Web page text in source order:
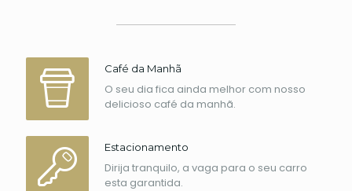
Café da Manhã
O seu dia fica ainda melhor com nosso
delicioso café da manhã.
Estacionamento
Dirija tranquilo, a vaga para o seu carro
esta garantida.